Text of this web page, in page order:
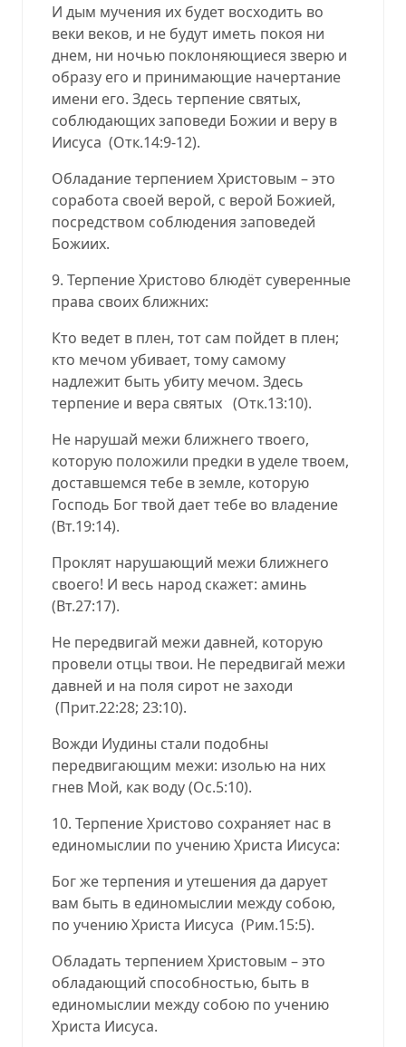
И дым мучения их будет восходить во
веки веков, и не будут иметь покоя ни
днем, ни ночью поклоняющиеся зверю и
образу его и принимающие начертание
имени его. Здесь терпение святых,
соблюдающих заповеди Божии и веру в
Иисуса (Отк.14:9-12).
Обладание терпением Христовым – это
соработа своей верой, с верой Божией,
посредством соблюдения заповедей
Божиих.
9. Терпение Христово блюдёт суверенные
права своих ближних:
Кто ведет в плен, тот сам пойдет в плен;
кто мечом убивает, тому самому
надлежит быть убиту мечом. Здесь
терпение и вера святых (Отк.13:10).
Не нарушай межи ближнего твоего,
которую положили предки в уделе твоем,
доставшемся тебе в земле, которую
Господь Бог твой дает тебе во владение
(Вт.19:14).
Проклят нарушающий межи ближнего
своего! И весь народ скажет: аминь
(Вт.27:17).
Не передвигай межи давней, которую
провели отцы твои. Не передвигай межи
давней и на поля сирот не заходи
(Прит.22:28; 23:10).
Вожди Иудины стали подобны
передвигающим межи: изолью на них
гнев Мой, как воду (Ос.5:10).
10. Терпение Христово сохраняет нас в
единомыслии по учению Христа Иисуса:
Бог же терпения и утешения да дарует
вам быть в единомыслии между собою,
по учению Христа Иисуса (Рим.15:5).
Обладать терпением Христовым – это
обладающий способностью, быть в
единомыслии между собою по учению
Христа Иисуса.